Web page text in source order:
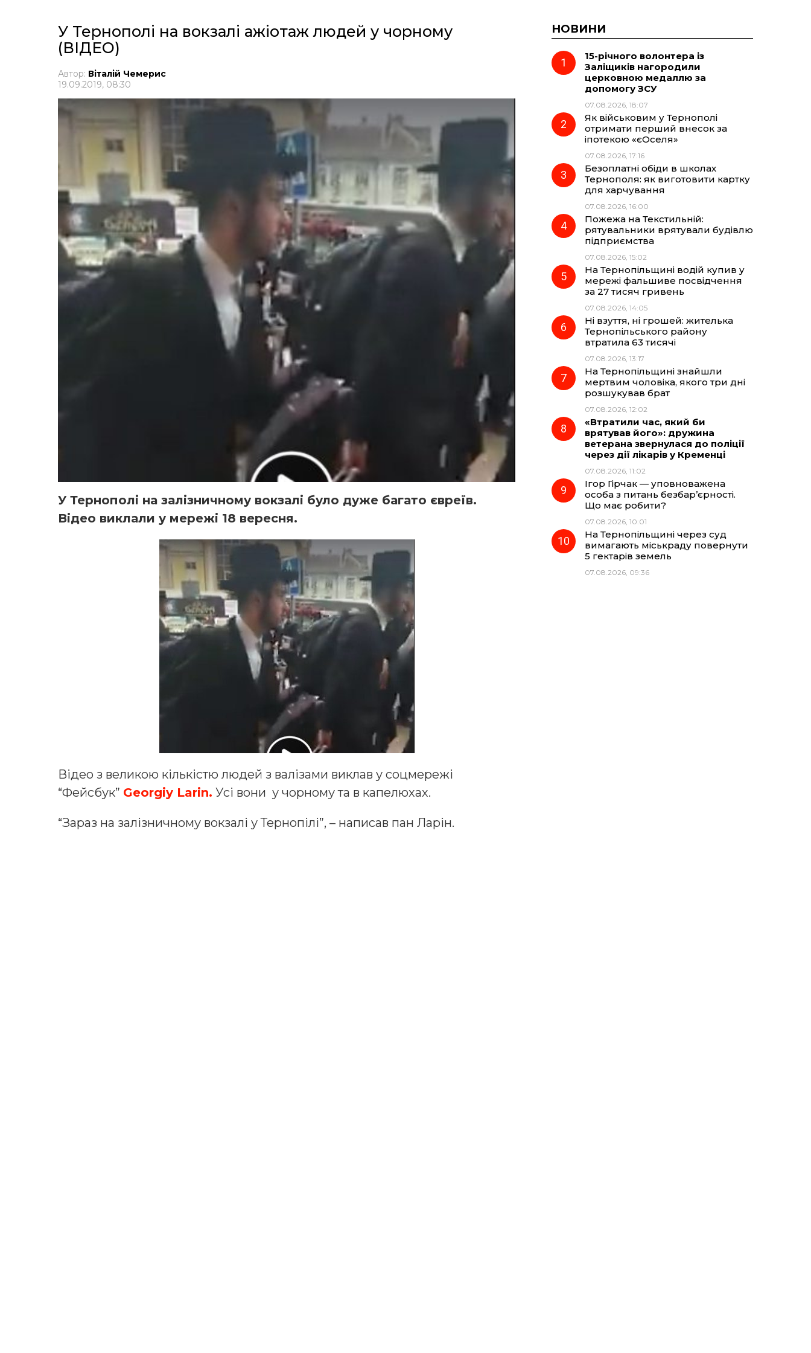
У Тернополі на вокзалі ажіотаж людей у чорному
(ВІДЕО)
Автор: Віталій Чемерис
19.09.2019, 08:30
У Тернополі на залізничному вокзалі було дуже багато євреїв.
Відео виклали у мережі 18 вересня.
Відео з великою кількістю людей з валізами виклав у соцмережі
“Фейсбук” Georgiy Larin. Усі вони у чорному та в капелюхах.
“Зараз на залізничному вокзалі у Тернопілі”, – написав пан Ларін.
НОВИНИ
15-річного волонтера із
Заліщиків нагородили
церковною медаллю за
допомогу ЗСУ
07.08.2026, 18:07
Як військовим у Тернополі
отримати перший внесок за
іпотекою «єОселя»
07.08.2026, 17:16
Безоплатні обіди в школах
Тернополя: як виготовити картку
для харчування
07.08.2026, 16:00
Пожежа на Текстильній:
рятувальники врятували будівлю
підприємства
07.08.2026, 15:02
На Тернопільщині водій купив у
мережі фальшиве посвідчення
за 27 тисяч гривень
07.08.2026, 14:05
Ні взуття, ні грошей: жителька
Тернопільського району
втратила 63 тисячі
07.08.2026, 13:17
На Тернопільщині знайшли
мертвим чоловіка, якого три дні
розшукував брат
07.08.2026, 12:02
«Втратили час, який би
врятував його»: дружина
ветерана звернулася до поліції
через дії лікарів у Кременці
07.08.2026, 11:02
Ігор Гірчак — уповноважена
особа з питань безбар’єрності.
Що має робити?
07.08.2026, 10:01
На Тернопільщині через суд
вимагають міськраду повернути
5 гектарів земель
07.08.2026, 09:36